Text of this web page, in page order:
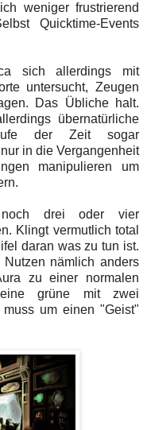
weniger frustrierend
Quicktime-Events
sich allerdings mit
untersucht, Zeugen
Das Übliche halt.
übernatürliche
der Zeit sogar
in die Vergangenheit
manipulieren um
drei oder vier
Klingt vermutlich total
daran was zu tun ist.
nämlich anders
zu einer normalen
eine grüne mit zwei
um einen "Geist"